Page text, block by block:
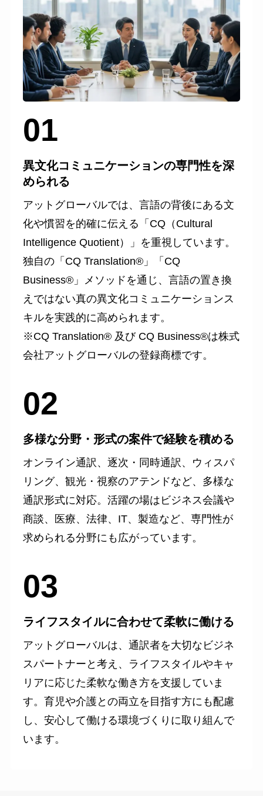
01
異文化コミュニケーションの専門性を深
められる
アットグローバルでは、言語の背後にある文
化や慣習を的確に伝える「CQ（Cultural
Intelligence Quotient）」を重視しています。
独自の「CQ Translation®」「CQ
Business®」メソッドを通じ、言語の置き換
えではない真の異文化コミュニケーションス
キルを実践的に高められます。
※CQ Translation® 及び CQ Business®は株式
会社アットグローバルの登録商標です。
02
多様な分野・形式の案件で経験を積める
オンライン通訳、逐次・同時通訳、ウィスパ
リング、観光・視察のアテンドなど、多様な
通訳形式に対応。活躍の場はビジネス会議や
商談、医療、法律、IT、製造など、専門性が
求められる分野にも広がっています。
03
ライフスタイルに合わせて柔軟に働ける
アットグローバルは、通訳者を大切なビジネ
スパートナーと考え、ライフスタイルやキャ
リアに応じた柔軟な働き方を支援していま
す。育児や介護との両立を目指す方にも配慮
し、安心して働ける環境づくりに取り組んで
います。